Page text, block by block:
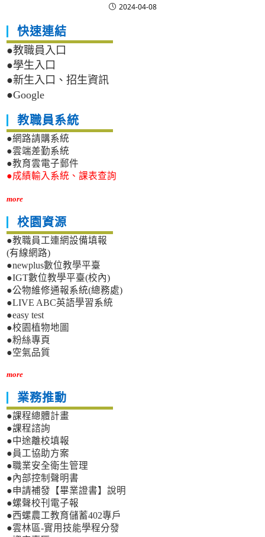
2024-04-08
快速連結
●教職員入口
●學生入口
●新生入口、招生資訊
●Google
教職員系統
●網路請購系統
●雲端差勤系統
●教育雲電子郵件
●成績輸入系統、課表查詢
more
校園資源
●教職員工連網設備填報
(有線網路)
●newplus數位教學平臺
●IGT數位教學平臺(校內)
●公物維修通報系統(總務處)
●LIVE ABC英語學習系統
●easy test
●校園植物地圖
●粉絲專頁
●空氣品質
more
業務推動
●課程總體計畫
●課程諮詢
●中途離校填報
●員工協助方案
●職業安全衛生管理
●內部控制聲明書
●申請補發【畢業證書】說明
●螺聲校刊電子報
●西螺農工教育儲蓄402專戶
●雲林區-實用技能學程分發